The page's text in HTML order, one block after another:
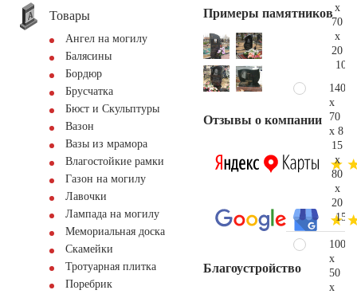
Товары
Ангел на могилу
Балясины
Бордюр
Брусчатка
Бюст и Скульптуры
Вазон
Вазы из мрамора
Влагостойкие рамки
Газон на могилу
Лавочки
Лампада на могилу
Мемориальная доска
Скамейки
Тротуарная плитка
Поребрик
Примеры памятников
Отзывы о компании
Благоустройство
x
70
x
20
140
x
70
x 8
15
x
80
x
20
100
x
50
x